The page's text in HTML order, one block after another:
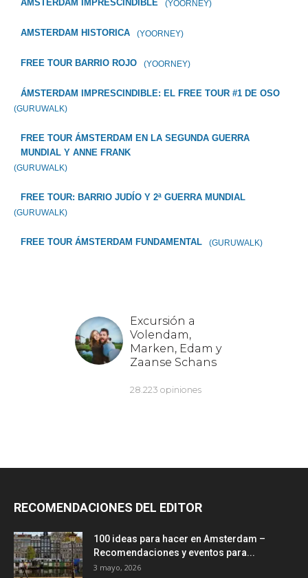
AMSTERDAM IMPRESCINDIBLE (YOORNEY)
AMSTERDAM HISTORICA (YOORNEY)
FREE TOUR BARRIO ROJO (YOORNEY)
ÁMSTERDAM IMPRESCINDIBLE: EL FREE TOUR #1 DE OSO
(GURUWALK)
FREE TOUR ÁMSTERDAM EN LA SEGUNDA GUERRA
MUNDIAL Y ANNE FRANK
(GURUWALK)
FREE TOUR: BARRIO JUDÍO Y 2ª GUERRA MUNDIAL
(GURUWALK)
FREE TOUR ÁMSTERDAM FUNDAMENTAL (GURUWALK)
RECOMENDACIONES DEL EDITOR
100 ideas para hacer en Amsterdam –
Recomendaciones y eventos para...
3 mayo, 2026